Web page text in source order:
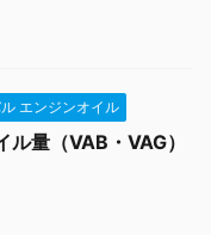
エンジンオイル
量（VAB・VAG）